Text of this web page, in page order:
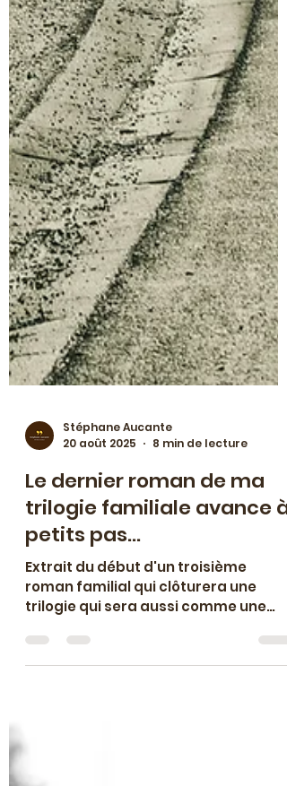
Stéphane Aucante
20 août 2025
8 min de lecture
Le dernier roman de ma
trilogie familiale avance à
petits pas...
Extrait du début d'un troisième
roman familial qui clôturera une